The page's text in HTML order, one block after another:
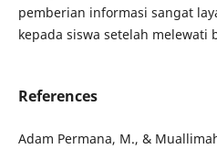
pemberian informasi sangat
kepada siswa setelah melewati
References
Adam Permana, M., &